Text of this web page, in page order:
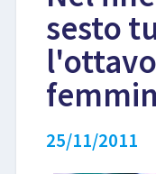
sesto
25/11/2011